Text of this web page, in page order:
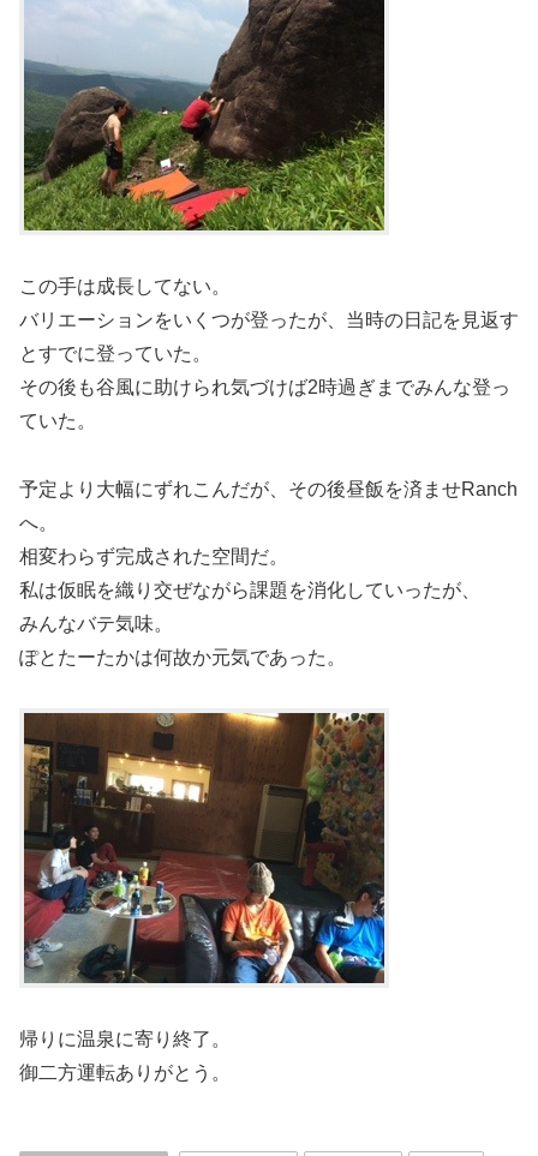
この手は成長してない。
バリエーションをいくつが登ったが、当時の日記を見返す
とすでに登っていた。
その後も谷風に助けられ気づけば2時過ぎまでみんな登っ
ていた。
予定より大幅にずれこんだが、その後昼飯を済ませRanch
へ。
相変わらず完成された空間だ。
私は仮眠を織り交ぜながら課題を消化していったが、
みんなバテ気味。
ぽとたーたかは何故か元気であった。
帰りに温泉に寄り終了。
御二方運転ありがとう。